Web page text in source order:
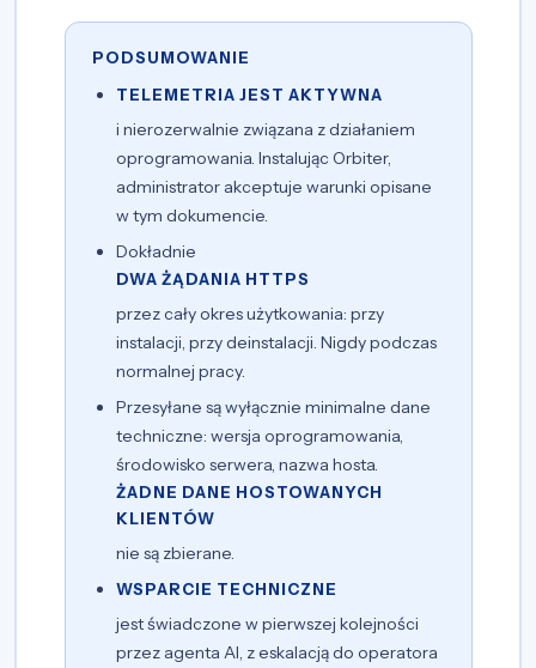
PODSUMOWANIE
TELEMETRIA JEST AKTYWNA
i nierozerwalnie związana z działaniem
oprogramowania. Instalując Orbiter,
administrator akceptuje warunki opisane
w tym dokumencie.
Dokładnie
DWA ŻĄDANIA HTTPS
przez cały okres użytkowania: przy
instalacji, przy deinstalacji. Nigdy podczas
normalnej pracy.
Przesyłane są wyłącznie minimalne dane
techniczne: wersja oprogramowania,
środowisko serwera, nazwa hosta.
ŻADNE DANE HOSTOWANYCH
KLIENTÓW
nie są zbierane.
WSPARCIE TECHNICZNE
jest świadczone w pierwszej kolejności
przez agenta AI, z eskalacją do operatora